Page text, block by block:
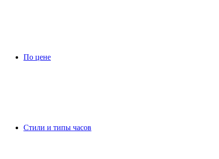
По цене
Стили и типы часов